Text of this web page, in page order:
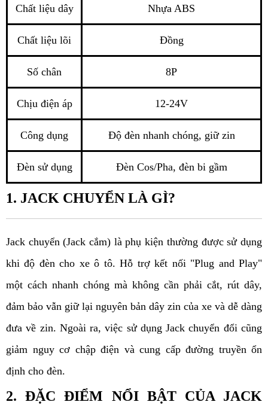
Chất liệu dây Nhựa ABS
Chất liệu lõi Đồng
Số chân 8P
Chịu điện áp 12-24V
Công dụng Độ đèn nhanh chóng, giữ zin
Đèn sử dụng Đèn Cos/Pha, đèn bi gầm
1. JACK CHUYỂN LÀ GÌ?
Jack chuyển (Jack cắm) là phụ kiện thường được sử dụng
khi độ đèn cho xe ô tô. Hỗ trợ kết nối "Plug and Play"
một cách nhanh chóng mà không cần phải cắt, rút dây,
đảm bảo vẫn giữ lại nguyên bản dây zin của xe và dễ dàng
đưa về zin. Ngoài ra, việc sử dụng Jack chuyển đổi cũng
giảm nguy cơ chập điện và cung cấp đường truyền ổn
định cho đèn.
2. ĐẶC ĐIỂM NỔI BẬT CỦA JACK